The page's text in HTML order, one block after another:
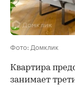
Фото: Домклик
Квартира
занимает